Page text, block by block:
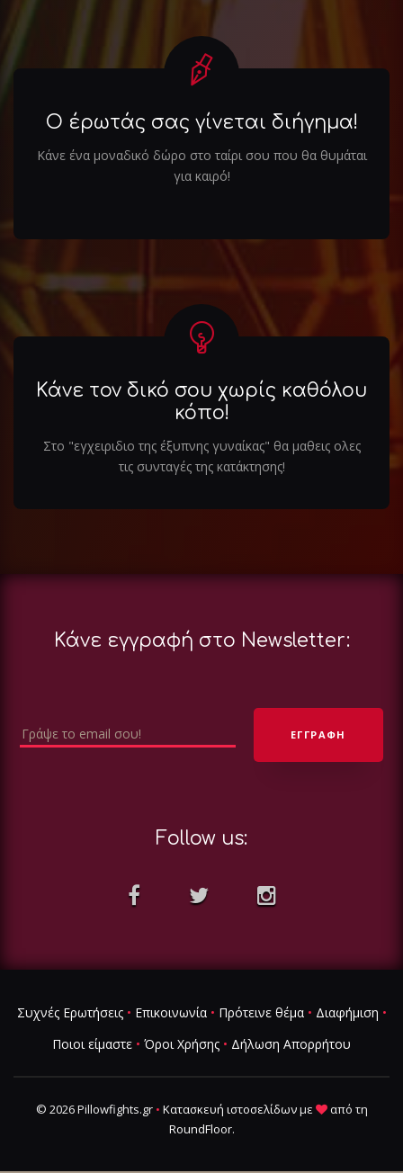
Ο έρωτάς σας γίνεται διήγημα!
Κάνε ένα μοναδικό δώρο στο ταίρι σου που θα θυμάται
για καιρό!
Κάνε τον δικό σου χωρίς καθόλου
κόπο!
Στο "εγχειριδιο της έξυπνης γυναίκας" θα μαθεις ολες
τις συνταγές της κατάκτησης!
Κάνε εγγραφή στο Newsletter:
Follow us:
Συχνές Ερωτήσεις• Επικοινωνία• Πρότεινε θέμα• Διαφήμιση •
Ποιοι είμαστε • Όροι Χρήσης • Δήλωση Απορρήτου
© 2026 Pillowfights.gr • Κατασκευή ιστοσελίδωνμε
από τη
RoundFloor.